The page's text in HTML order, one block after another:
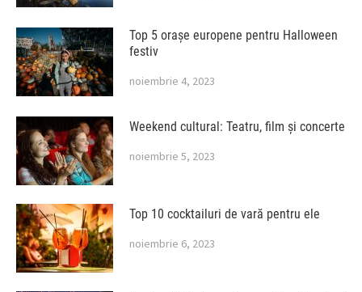
Top 5 orașe europene pentru Halloween
festiv
noiembrie 4, 2023
Weekend cultural: Teatru, film și concerte
noiembrie 5, 2023
Top 10 cocktailuri de vară pentru ele
noiembrie 6, 2023